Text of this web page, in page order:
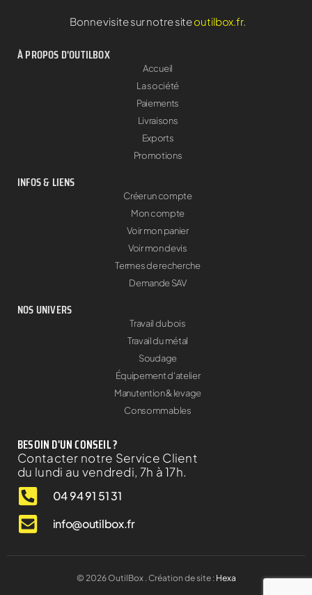
Bonne visite sur notre siteoutilbox.fr.
À PROPOS D'OUTILBOX
Accueil
La société
Paiements
Livraisons
Exports
Promotions
INFOS & LIENS
Créer un compte
Mon compte
Voir mon panier
Voir mon devis
Termes de recherche
Demande SAV
NOS UNIVERS
Travail du bois
Travail du métal
Soudage
Équipement d'atelier
Manutention & levage
Consommables
BESOIN D'UN CONSEIL ?
Contacter notre Service Client
du lundi au vendredi, 7h à 17h.
04 94 91 51 31
info@outilbox.fr
© 2026OutilBox . Création de site : Hexa